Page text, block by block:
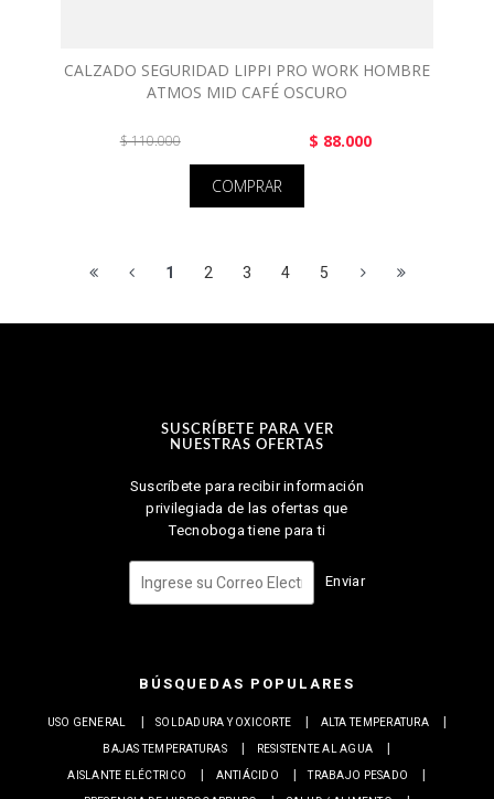
CALZADO SEGURIDAD LIPPI PRO WORK HOMBRE
ATMOS MID CAFÉ OSCURO
$ 110.000 $ 88.000
COMPRAR
1 2 3 4 5
SUSCRÍBETE PARA VER
NUESTRAS OFERTAS
Suscríbete para recibir información
privilegiada de las ofertas que
Tecnoboga tiene para ti
Enviar
BÚSQUEDAS POPULARES
USO GENERAL SOLDADURA Y OXICORTE
ALTA TEMPERATURA
BAJAS TEMPERATURAS
RESISTENTE AL AGUA
AISLANTE ELÉCTRICO
ANTIÁCIDO
TRABAJO PESADO